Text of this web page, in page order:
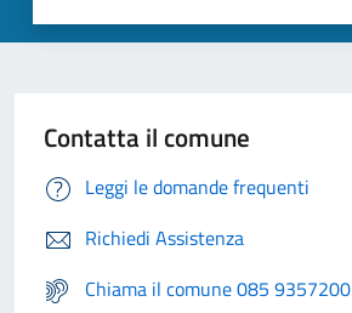
Contatta il comune
Leggi le domande frequenti
Richiedi Assistenza
Chiama il comune 085 9357200